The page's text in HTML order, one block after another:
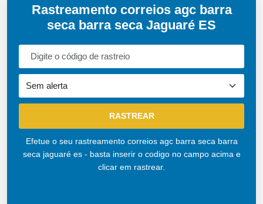
Rastreamento correios agc barra
seca barra seca Jaguaré ES
Efetue o seu rastreamento correios agc barra seca barra
seca jaguaré es - basta inserir o codigo no campo acima e
clicar em rastrear.